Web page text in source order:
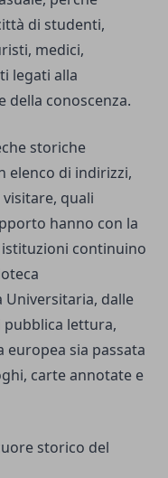
di studenti,
medici,
legati alla
della conoscenza.
storiche
elenco di indirizzi,
quali
hanno con la
continuino
Universitaria, dalle
pubblica lettura,
sia passata
carte annotate e
storico del